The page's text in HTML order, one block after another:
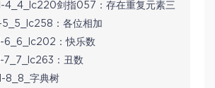
4_4_lc220剑指057：存在重复元素三
5_5_lc258：各位相加
6_6_lc202：快乐数
7_7_lc263：丑数
8_8_字典树